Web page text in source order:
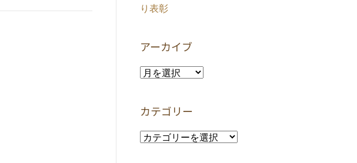
り表彰
アーカイブ
ア
イ
ブ
カテゴリー
カ